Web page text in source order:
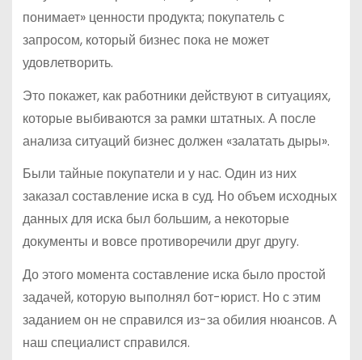
понимает» ценности продукта; покупатель с
запросом, который бизнес пока не может
удовлетворить.
Это покажет, как работники действуют в ситуациях,
которые выбиваются за рамки штатных. А после
анализа ситуаций бизнес должен «залатать дыры».
Были тайные покупатели и у нас. Один из них
заказал составление иска в суд. Но объем исходных
данных для иска был большим, а некоторые
документы и вовсе противоречили друг другу.
До этого момента составление иска было простой
задачей, которую выполнял бот-юрист. Но с этим
заданием он не справился из-за обилия нюансов. А
наш специалист справился.